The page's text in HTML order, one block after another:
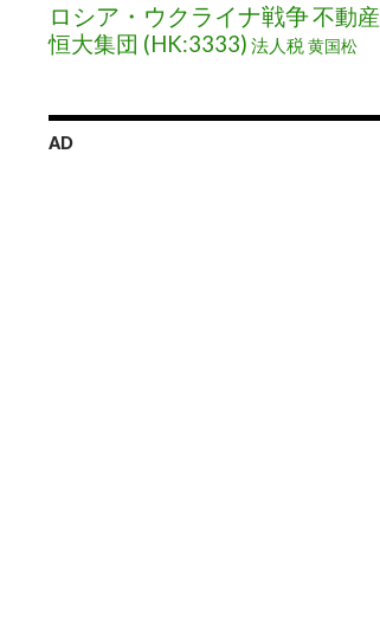
ロシア・ウクライナ戦争不動産
恒大集団 (HK:3333) 法人税黄国松
AD